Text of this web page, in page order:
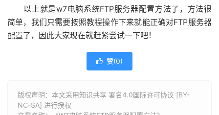
以上就是w7电脑系统FTP服务器配置方法了，方法很
简单，我们只需要按照教程操作下来就能正确对FTP服务器
配置了，因此大家现在就赶紧尝试一下吧！
 赞(0)
版权声明：本文采用知识共享 署名4.0国际许可协议 [BY-
NC-SA] 进行授权